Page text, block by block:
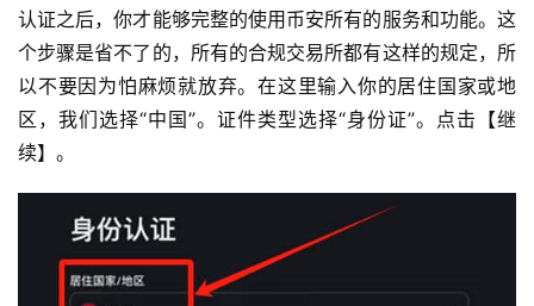
认证之后，你才能够完整的使用币安所有的服务和功能。这
个步骤是省不了的，所有的合规交易所都有这样的规定，所
以不要因为怕麻烦就放弃。在这里输入你的居住国家或地
区，我们选择“中国”。证件类型选择“身份证”。点击【继
续】。